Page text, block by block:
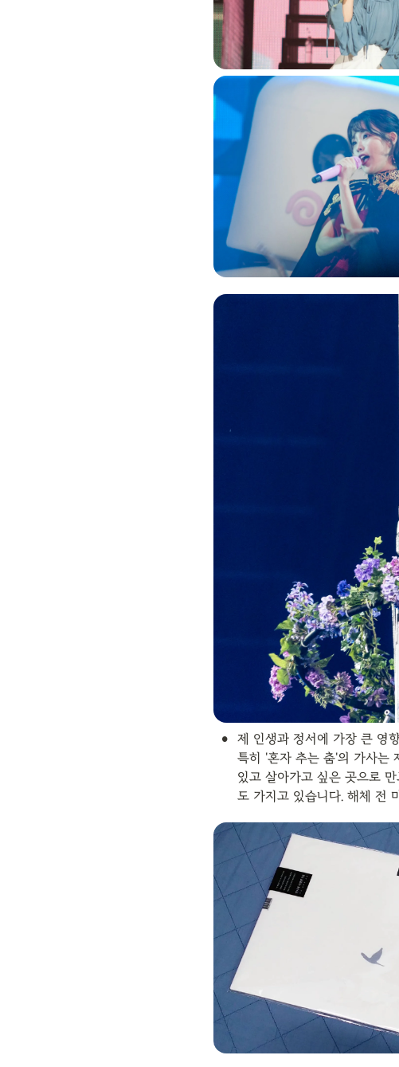
• 제 인생과 정서에 가장 큰 영
특히 '혼자 추는 춤'의 가사는
있고 살아가고 싶은 곳으로
도 가지고 있습니다. 해체 전